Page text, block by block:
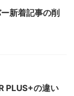
新着記事の削
PLUS+の違い